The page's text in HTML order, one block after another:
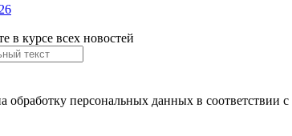
в курсе всех новостей
персональных данных в соответствии с